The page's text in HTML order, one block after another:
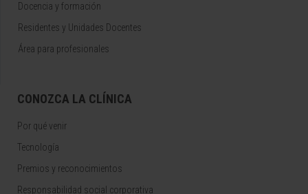
Docencia y formación
Residentes y Unidades Docentes
Área para profesionales
CONOZCA LA CLÍNICA
Por qué venir
Tecnología
Premios y reconocimientos
Responsabilidad social corporativa